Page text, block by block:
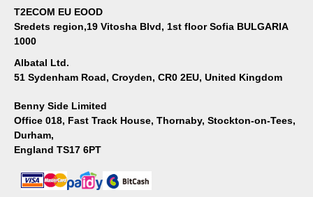
T2ECOM EU EOOD
Sredets region,19 Vitosha Blvd, 1st floor Sofia BULGARIA
1000
Albatal Ltd.
51 Sydenham Road, Croyden, CR0 2EU, United Kingdom
Benny Side Limited
Office 018, Fast Track House, Thornaby, Stockton-on-Tees,
Durham,
England TS17 6PT